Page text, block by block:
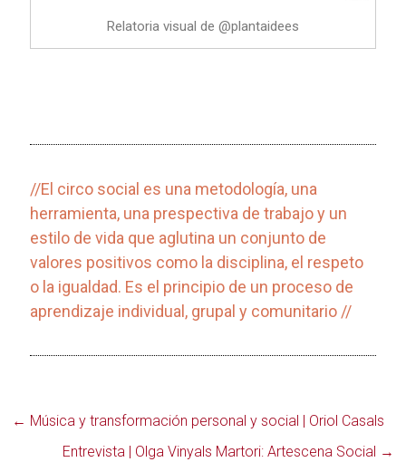
Relatoria visual de @plantaidees
//El circo social es una metodología, una
herramienta, una prespectiva de trabajo y un
estilo de vida que aglutina un conjunto de
valores positivos como la disciplina, el respeto
o la igualdad. Es el principio de un proceso de
aprendizaje individual, grupal y comunitario //
← Música y transformación personal y social | Oriol Casals
Entrevista | Olga Vinyals Martori: Artescena Social →